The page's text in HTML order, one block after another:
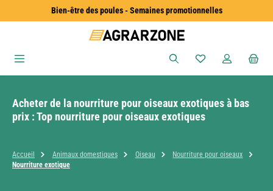
Passer au contenu principalBien-être des poules - Semaines promotionnelles
Vous avez 0
Acheter de la nourriture pour oiseaux exotiques à bas
prix : Top nourriture pour oiseaux exotiques
Accueil Animaux domestiques Oiseau
Nourriture pour oiseaux
Nourriture exotique